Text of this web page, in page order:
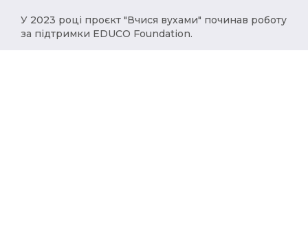
У 2023 році проєкт "Вчися вухами" починав роботу
за підтримки EDUCO Foundation.